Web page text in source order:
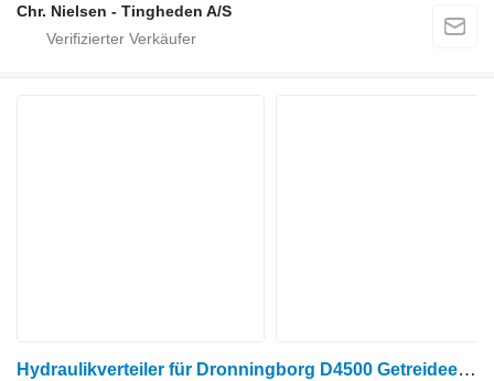
Chr. Nielsen - Tingheden A/S
Hydraulikverteiler für Dronningborg D4500 Getreideernter